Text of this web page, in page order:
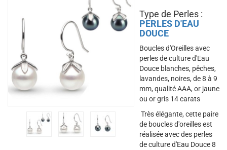
Type de Perles :
PERLES D'EAU
DOUCE
Boucles d'Oreilles avec
perles de culture d'Eau
Douce blanches, pêches,
lavandes, noires, de 8 à 9
mm, qualité AAA, or jaune
ou or gris 14 carats
Très élégante, cette paire
de boucles d'oreilles est
réalisée avec des perles
de culture d'Eau Douce 8